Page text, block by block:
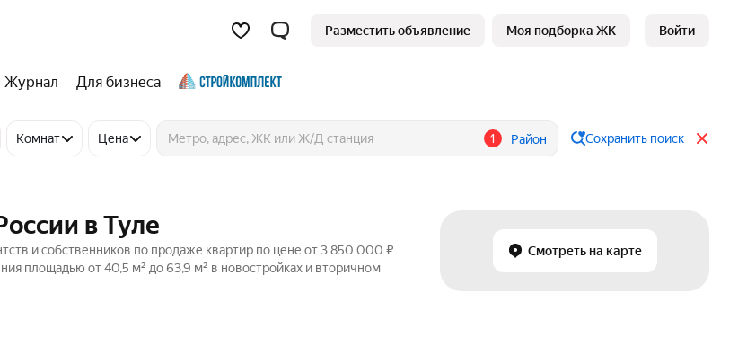
Разместить объявление Моя подборка ЖК Войти
Журнал Для бизнеса
Комнат Цена 1 Район Сохранить поиск
Смотреть на карте
в Туле
и собственников по продаже квартир по цене от 3 850 000 ₽
площадью от 40,5 м² до 63,9 м² в новостройках и вторичном